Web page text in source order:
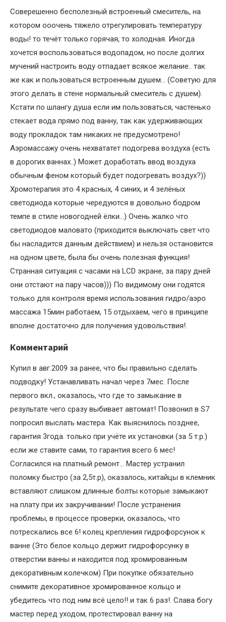
Соверешенно бесполезный встроенный смеситель, на
котором ооочень тяжело отрегулировать температуру
воды! то течёт только горячая, то холодная. Иногда
хочется воспользоваться водопадом, но после долгих
мучений настроить воду отпадает всякое желание.. так
же как и пользоваться встроенным душем… (Советую для
этого делать в стене нормальный смеситель с душем).
Кстати по шлангу душа если им пользоваться, частенько
стекает вода прямо под ванну, так как удерживающих
воду прокладок там никаких не предусмотрено!
Аэромассажу очень нехвататет подогрева воздуха (есть
в дорогих ваннах..) Может доработать ввод воздуха
обычным феном который будет подогревать воздух?))
Хромотерапия это 4 красных, 4 синих, и 4 зелёных
светодиода которые чередуются в довольно бодром
темпе в стиле новогодней ёлки…) Очень жалко что
светодиодов маловато (приходится выключать свет что
бы насладится данным действием) и нельзя остановится
на одном цвете, была бы очень полезная функция!
Странная ситуация с часами на LCD экране, за пару дней
они отстают на пару часов))) По видимому они годятся
только для контроля время использования гидро/аэро
массажа 15мин работаем, 15 отдыхаем, чего в принципе
вполне достаточно для получения удовольствия!.
Комментарий
Купил в авг.2009 за ранее, что бы правильно сделать
подводку! Устанавливать начал через 7мес. После
первого вкл., оказалось, что где то замыкание в
результате чего сразу выбивает автомат! Позвонил в S7
попросил выслать мастера. Как выяснилось позднее,
гарантия 3года. только при учёте их установки (за 5 т.р.)
если же ставите сами, то гарантия всего 6 мес!
Согласился на платный ремонт… Мастер устранил
поломку быстро (за 2,5т.р), оказалось, китайцы в клемник
вставляют слишком длинные болты которые замыкают
на плату при их закручивании! После устранения
проблемы, в процессе проверки, оказалось, что
потрескались все 6! колец крепления гидрофорсунок к
ванне (Это белое кольцо держит гидрофорсунку в
отверстии ванны и находится под хромированным
декоративным колечком) При покупке обязательно
снимите декоративное хромированное кольцо и
убедитесь что под ним всё цело!! и так 6 раз!. Слава богу
мастер перед уходом, протестировал ванну на